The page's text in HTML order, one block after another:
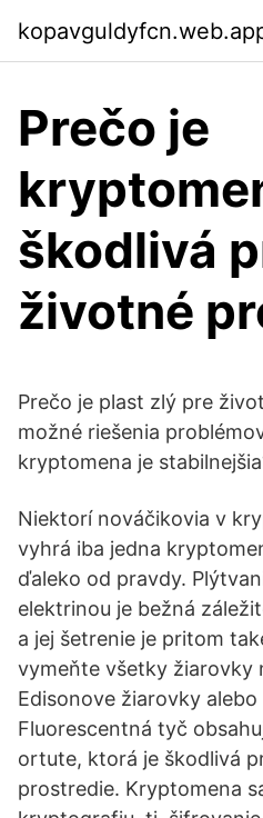
Prečo je
škodlivá
životné
Prečo je plast zlý pre
možné riešenia
kryptomena je
Niektorí nováčikovia v
vyhrá iba jedna
ďaleko od pravdy.
elektrinou je bežná
a jej šetrenie je pritom
vymeňte všetky žiarovky
Edisonove žiarovky
Fluorescentná tyč
ortute, ktorá je škodlivá
prostredie. Kryptomena